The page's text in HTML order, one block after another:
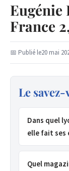
Eugénie
France
📅 Publié le20 mai
Le savez-
Dans quel
elle fait ses
Quel